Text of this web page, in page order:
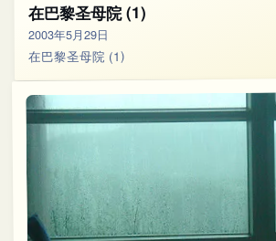
在巴黎圣母院 (1)
2003年5月29日
在巴黎圣母院 (1)